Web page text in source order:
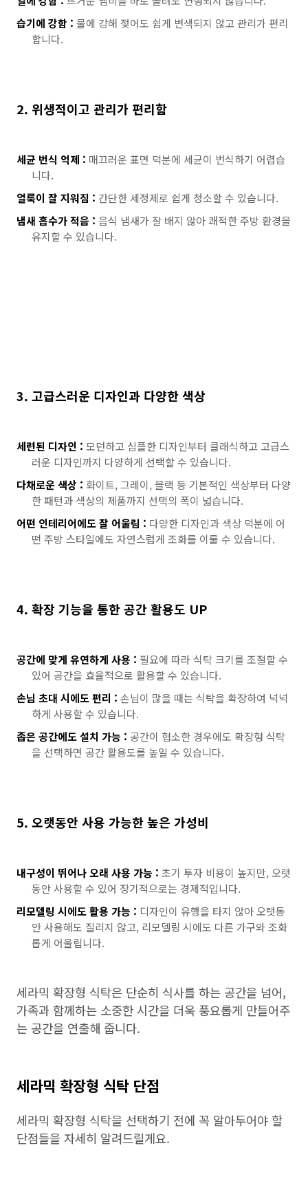
습기에 강함 : 물에 강해 젖어도 쉽게 변색되지 않고 관리가 편리
합니다.
2. 위생적이고 관리가 편리함
세균 번식 억제 : 매끄러운 표면 덕분에 세균이 번식하기 어렵습
니다.
얼룩이 잘 지워짐 : 간단한 세정제로 쉽게 청소할 수 있습니다.
냄새 흡수가 적음 : 음식 냄새가 잘 배지 않아 쾌적한 주방 환경을
유지할 수 있습니다.
3. 고급스러운 디자인과 다양한 색상
세련된 디자인 : 모던하고 심플한 디자인부터 클래식하고 고급스
러운 디자인까지 다양하게 선택할 수 있습니다.
다채로운 색상 : 화이트, 그레이, 블랙 등 기본적인 색상부터 다양
한 패턴과 색상의 제품까지 선택의 폭이 넓습니다.
어떤 인테리어에도 잘 어울림 : 다양한 디자인과 색상 덕분에 어
떤 주방 스타일에도 자연스럽게 조화를 이룰 수 있습니다.
4. 확장 기능을 통한 공간 활용도 UP
공간에 맞게 유연하게 사용 : 필요에 따라 식탁 크기를 조절할 수
있어 공간을 효율적으로 활용할 수 있습니다.
손님 초대 시에도 편리 : 손님이 많을 때는 식탁을 확장하여 넉넉
하게 사용할 수 있습니다.
좁은 공간에도 설치 가능 : 공간이 협소한 경우에도 확장형 식탁
을 선택하면 공간 활용도를 높일 수 있습니다.
5. 오랫동안 사용 가능한 높은 가성비
내구성이 뛰어나 오래 사용 가능 : 초기 투자 비용이 높지만, 오랫
동안 사용할 수 있어 장기적으로는 경제적입니다.
리모델링 시에도 활용 가능 : 디자인이 유행을 타지 않아 오랫동
안 사용해도 질리지 않고, 리모델링 시에도 다른 가구와 조화
롭게 어울립니다.
세라믹 확장형 식탁은 단순히 식사를 하는 공간을 넘어,
가족과 함께하는 소중한 시간을 더욱 풍요롭게 만들어주
는 공간을 연출해 줍니다.
세라믹 확장형 식탁 단점
세라믹 확장형 식탁을 선택하기 전에 꼭 알아두어야 할
단점들을 자세히 알려드릴게요.